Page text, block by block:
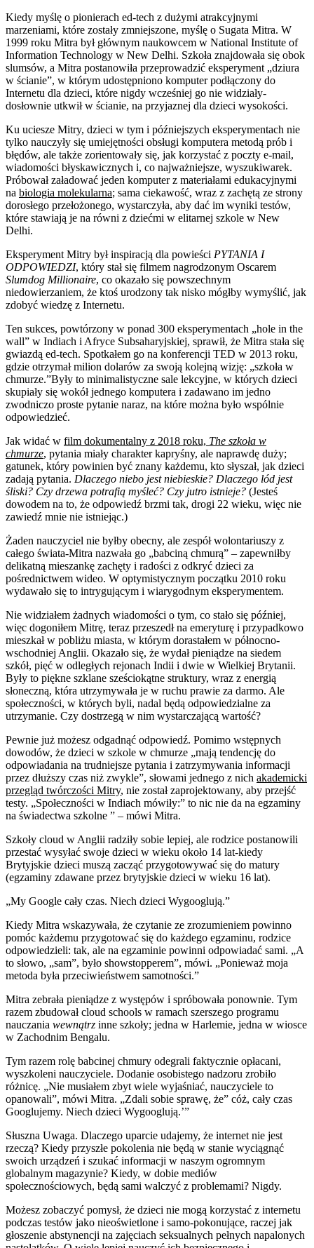
Kiedy myślę o pionierach ed-tech z dużymi atrakcyjnymi
marzeniami, które zostały zmniejszone, myślę o Sugata Mitra. W
1999 roku Mitra był głównym naukowcem w National Institute of
Information Technology w New Delhi. Szkoła znajdowała się obok
slumsów, a Mitra postanowiła przeprowadzić eksperyment „dziura
w ścianie”, w którym udostępniono komputer podłączony do
Internetu dla dzieci, które nigdy wcześniej go nie widziały-
dosłownie utkwił w ścianie, na przyjaznej dla dzieci wysokości.
Ku uciesze Mitry, dzieci w tym i późniejszych eksperymentach nie
tylko nauczyły się umiejętności obsługi komputera metodą prób i
błędów, ale także zorientowały się, jak korzystać z poczty e-mail,
wiadomości błyskawicznych i, co najważniejsze, wyszukiwarek.
Próbował załadować jeden komputer z materiałami edukacyjnymi
na biologia molekularna; sama ciekawość, wraz z zachętą ze strony
dorosłego przełożonego, wystarczyła, aby dać im wyniki testów,
które stawiają je na równi z dziećmi w elitarnej szkole w New
Delhi.
Eksperyment Mitry był inspiracją dla powieści PYTANIA I
ODPOWIEDZI, który stał się filmem nagrodzonym Oscarem
Slumdog Millionaire, co okazało się powszechnym
niedowierzaniem, że ktoś urodzony tak nisko mógłby wymyślić, jak
zdobyć wiedzę z Internetu.
Ten sukces, powtórzony w ponad 300 eksperymentach „hole in the
wall” w Indiach i Afryce Subsaharyjskiej, sprawił, że Mitra stała się
gwiazdą ed-tech. Spotkałem go na konferencji TED w 2013 roku,
gdzie otrzymał milion dolarów za swoją kolejną wizję: „szkoła w
chmurze.”Były to minimalistyczne sale lekcyjne, w których dzieci
skupiały się wokół jednego komputera i zadawano im jedno
zwodniczo proste pytanie naraz, na które można było wspólnie
odpowiedzieć.
Jak widać w film dokumentalny z 2018 roku, The szkoła w
chmurze, pytania miały charakter kapryśny, ale naprawdę duży;
gatunek, który powinien być znany każdemu, kto słyszał, jak dzieci
zadają pytania. Dlaczego niebo jest niebieskie? Dlaczego lód jest
śliski? Czy drzewa potrafią myśleć? Czy jutro istnieje? (Jesteś
dowodem na to, że odpowiedź brzmi tak, drogi 22 wieku, więc nie
zawiedź mnie nie istniejąc.)
Żaden nauczyciel nie byłby obecny, ale zespół wolontariuszy z
całego świata-Mitra nazwała go „babciną chmurą” – zapewniłby
delikatną mieszankę zachęty i radości z odkryć dzieci za
pośrednictwem wideo. W optymistycznym początku 2010 roku
wydawało się to intrygującym i wiarygodnym eksperymentem.
Nie widziałem żadnych wiadomości o tym, co stało się później,
więc dogoniłem Mitrę, teraz przeszedł na emeryturę i przypadkowo
mieszkał w pobliżu miasta, w którym dorastałem w północno-
wschodniej Anglii. Okazało się, że wydał pieniądze na siedem
szkół, pięć w odległych rejonach Indii i dwie w Wielkiej Brytanii.
Były to piękne szklane sześciokątne struktury, wraz z energią
słoneczną, która utrzymywała je w ruchu prawie za darmo. Ale
społeczności, w których byli, nadal będą odpowiedzialne za
utrzymanie. Czy dostrzegą w nim wystarczającą wartość?
Pewnie już możesz odgadnąć odpowiedź. Pomimo wstępnych
dowodów, że dzieci w szkole w chmurze „mają tendencję do
odpowiadania na trudniejsze pytania i zatrzymywania informacji
przez dłuższy czas niż zwykle”, słowami jednego z nich akademicki
przegląd twórczości Mitry, nie został zaprojektowany, aby przejść
testy. „Społeczności w Indiach mówiły:” to nic nie da na egzaminy
na świadectwa szkolne ” – mówi Mitra.
Szkoły cloud w Anglii radziły sobie lepiej, ale rodzice postanowili
przestać wysyłać swoje dzieci w wieku około 14 lat-kiedy
Brytyjskie dzieci muszą zacząć przygotowywać się do matury
(egzaminy zdawane przez brytyjskie dzieci w wieku 16 lat).
„My Google cały czas. Niech dzieci Wygooglują.”
Kiedy Mitra wskazywała, że czytanie ze zrozumieniem powinno
pomóc każdemu przygotować się do każdego egzaminu, rodzice
odpowiedzieli: tak, ale na egzaminie powinni odpowiadać sami. „A
to słowo, „sam”, było showstopperem”, mówi. „Ponieważ moja
metoda była przeciwieństwem samotności.”
Mitra zebrała pieniądze z występów i spróbowała ponownie. Tym
razem zbudował cloud schools w ramach szerszego programu
nauczania wewnątrz inne szkoły; jedna w Harlemie, jedna w wiosce
w Zachodnim Bengalu.
Tym razem rolę babcinej chmury odegrali faktycznie opłacani,
wyszkoleni nauczyciele. Dodanie osobistego nadzoru zrobiło
różnicę. „Nie musiałem zbyt wiele wyjaśniać, nauczyciele to
opanowali”, mówi Mitra. „Zdali sobie sprawę, że” cóż, cały czas
Googlujemy. Niech dzieci Wygooglują.’”
Słuszna Uwaga. Dlaczego uparcie udajemy, że internet nie jest
rzeczą? Kiedy przyszłe pokolenia nie będą w stanie wyciągnąć
swoich urządzeń i szukać informacji w naszym ogromnym
globalnym magazynie? Kiedy, w dobie mediów
społecznościowych, będą sami walczyć z problemami? Nigdy.
Możesz zobaczyć pomysł, że dzieci nie mogą korzystać z internetu
podczas testów jako nieoświetlone i samo-pokonujące, raczej jak
głoszenie abstynencji na zajęciach seksualnych pełnych napalonych